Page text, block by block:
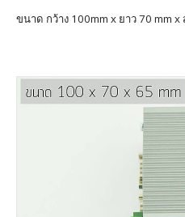
ขนาด กว้าง 100mm x ยาว 70 mm x